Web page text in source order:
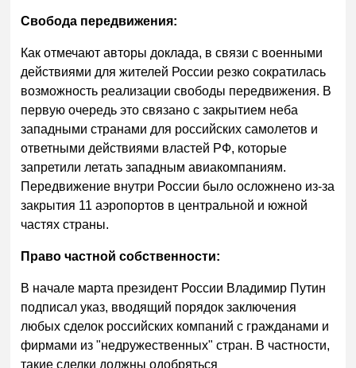
Свобода передвижения:
Как отмечают авторы доклада, в связи с военными
действиями для жителей России резко сократилась
возможность реализации свободы передвижения. В
первую очередь это связано с закрытием неба
западными странами для российских самолетов и
ответными действиями властей РФ, которые
запретили летать западным авиакомпаниям.
Передвижение внутри России было осложнено из-за
закрытия 11 аэропортов в центральной и южной
частях страны.
Право частной собственности:
В начале марта президент России Владимир Путин
подписал указ, вводящий порядок заключения
любых сделок российских компаний с гражданами и
фирмами из "недружественных" стран. В частности,
такие сделки должны одобряться